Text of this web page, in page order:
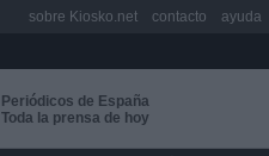
Periódicos de España
Toda la prensa de hoy
sobre Kiosko.net contacto ayuda